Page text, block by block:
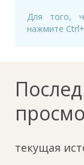
Для того,
нажмите
текущая